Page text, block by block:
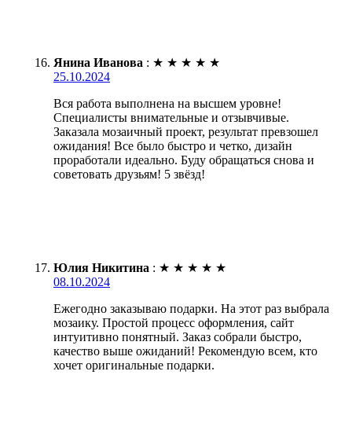
Янина Иванова : ★ ★ ★ ★ ★
25.10.2024
Вся работа выполнена на высшем уровне!
Специалисты внимательные и отзывчивые.
Заказала мозаичный проект, результат превзошел
ожидания! Все было быстро и четко, дизайн
проработали идеально. Буду обращаться снова и
советовать друзьям! 5 звёзд!
Юлия Никитина : ★ ★ ★ ★ ★
08.10.2024
Ежегодно заказываю подарки. На этот раз выбрала
мозаику. Простой процесс оформления, сайт
интуитивно понятный. Заказ собрали быстро,
качество выше ожиданий! Рекомендую всем, кто
хочет оригинальные подарки.